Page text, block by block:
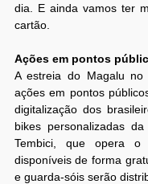
dia. E ainda vamos ter
cartão.
Ações em pontos
A estreia do Magalu no
ações em pontos
digitalização dos
bikes personalizadas
Tembici, que opera o
disponíveis de forma
e guarda-sóis serão